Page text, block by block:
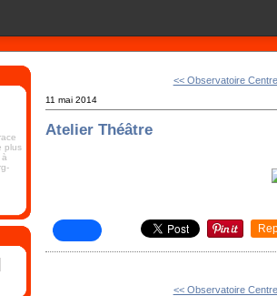
plus
<< Observatoire
11 mai 2014
Atelier Théâtre
<< Observatoire